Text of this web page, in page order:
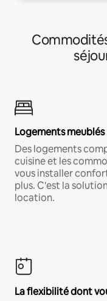
Logements meublés
Des logements
cuisine et les
vous installer
plus. C'est la
location.
La flexibilité dont